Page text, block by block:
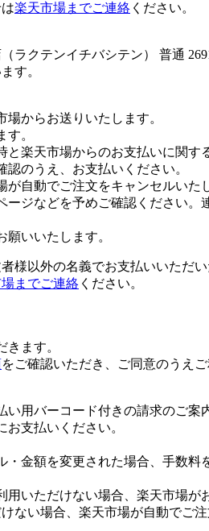
楽天市場までご連絡 ください。
ラクテンイチバシテン） 普通
す。
からお送りいたします。
。
楽天市場からのお支払いに関す
のうえ、お支払いください。
自動でご注文をキャンセルいた
ジなどを予めご確認ください
いいたします。
以外の名義でお支払いいただ
までご連絡 ください。
きます。
をご確認いただき、ご同意のうえご
用バーコード付きの請求のご
支払いください。
金額を変更された場合、手数
いただけない場合、楽天市場が
ない場合、楽天市場が自動でご注